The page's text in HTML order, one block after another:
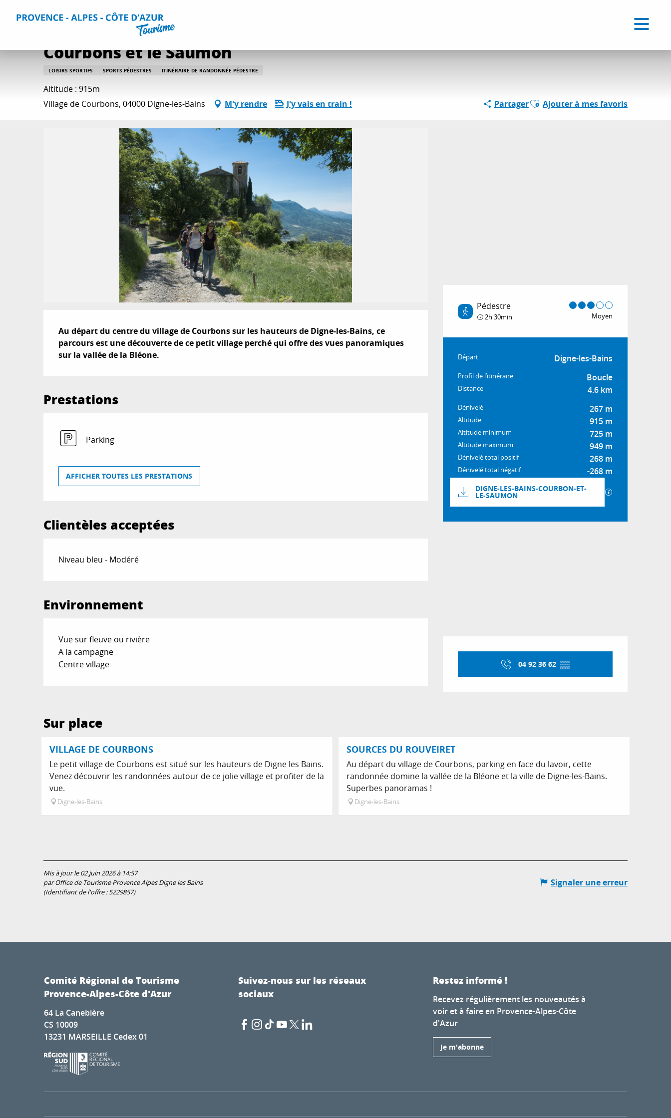
Accueil Que faire ? Itinéraires de randonnée
Courbons et le Saumon
LOISIRS SPORTIFS SPORTS PÉDESTRES ITINÉRAIRE DE RANDONNÉE PÉDESTRE
Altitude : 915m
Village de Courbons, 04000 Digne-les-Bains
M'y rendre J'y vais en train ! PartagerAjouter aux favoris
Ajouter à mes favoris
Pédestre
2h 30min Moyen
Informations
Départ Digne-les-Bains
Profil de l’itinéraire Boucle
Distance 4.6 km
Dénivelé 267 m
Altitude 915 m
Altitude minimum 725 m
Altitude maximum 949 m
Dénivelé total positif 268 m
Dénivelé total négatif -268 m
Documentation
DIGNE-LES-BAINS-COURBON-ET-
LE-SAUMON
Ouverture et
04 92 36 62 ▒▒
Description
Au départ du centre du village de Courbons sur les hauteurs de Digne-les-Bains, ce
parcours est une découverte de ce petit village perché qui offre des vues panoramiques
sur la vallée de la Bléone.
Prestations
Parking
AFFICHER TOUTES LES PRESTATIONS
Clientèles acceptées
Niveau bleu - Modéré
Environnement
Vue sur fleuve ou rivière
A la campagne
Centre village
Sur place
VILLAGE DE COURBONS
Le petit village de Courbons est situé sur les hauteurs de Digne les Bains.
Venez découvrir les randonnées autour de ce jolie village et profiter de la
vue.
Digne-les-Bains
SOURCES DU ROUVEIRET
Au départ du village de Courbons, parking en face du lavoir, cette
randonnée domine la vallée de la Bléone et la ville de Digne-les-Bains.
Superbes panoramas !
Digne-les-Bains
Mis à jour le 02 juin 2026 à 14:57
par Office de Tourisme Provence Alpes Digne les Bains
(Identifiant de l'offre :5229857)
Signaler une erreur
Comité Régional de Tourisme
Provence-Alpes-Côte d'Azur
64 La Canebière
CS 10009
13231 MARSEILLE Cedex 01
Suivez-nous sur les réseaux
sociaux
Restez informé !
Recevez régulièrement les nouveautés à
voir et à faire en Provence-Alpes-Côte
d'Azur
Je m'abonne